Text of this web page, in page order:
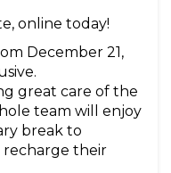
online today!
December 21,
great care of the
team will enjoy
break to
recharge their